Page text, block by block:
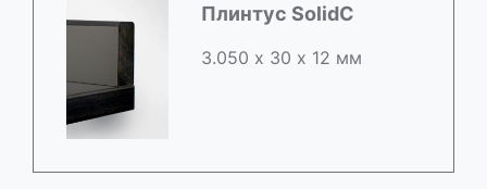
Плинтус SolidC
3.050 х 30 х 12 мм